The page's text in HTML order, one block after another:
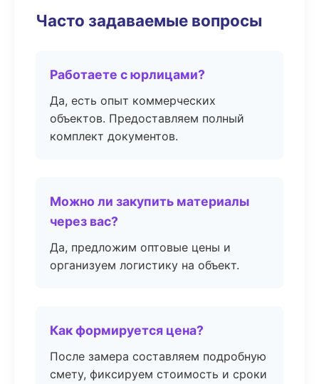
Часто задаваемые вопросы
Работаете с юрлицами?
Да, есть опыт коммерческих
объектов. Предоставляем полный
комплект документов.
Можно ли закупить материалы
через вас?
Да, предложим оптовые цены и
организуем логистику на объект.
Как формируется цена?
После замера составляем подробную
смету, фиксируем стоимость и сроки